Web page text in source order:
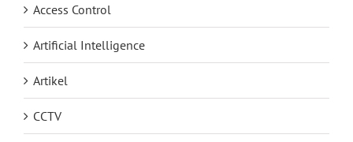
Access Control
Artificial Intelligence
Artikel
CCTV